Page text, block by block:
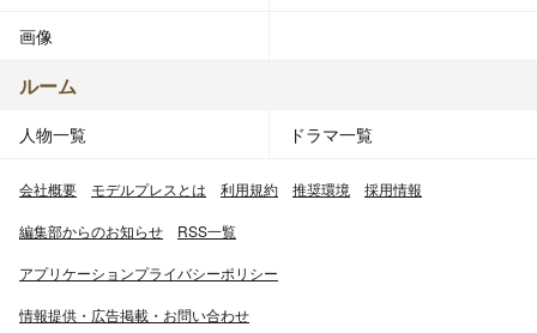
画像
ルーム
人物一覧 ドラマ一覧
会社概要 モデルプレスとは 利用規約 推奨環境 採用情報
編集部からのお知らせ RSS一覧
アプリケーションプライバシーポリシー
情報提供・広告掲載・お問い合わせ